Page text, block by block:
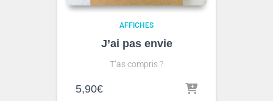
AFFICHES
J’ai pas envie
T’as compris ?
5,90€